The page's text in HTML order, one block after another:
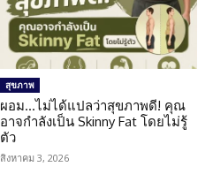
สุขภาพ
ผอม…ไม่ได้แปลว่าสุขภาพดี! คุณ
อาจกำลังเป็น Skinny Fat โดยไม่รู้
ตัว
สิงหาคม 3, 2026